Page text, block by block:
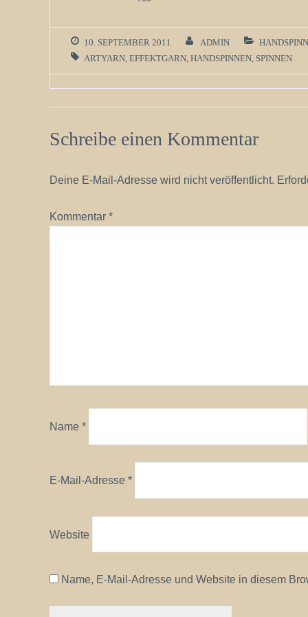
10. SEPTEMBER 2011 ADMIN
ARTYARN EFFEKTGARN HANDSPINNEN SPINNEN
Schreibe einen Kommentar
Deine E-Mail-Adresse wird nicht veröffentlicht.
Kommentar *
Name *
E-Mail-Adresse *
Website
Name, E-Mail-Adresse und Website in diesem